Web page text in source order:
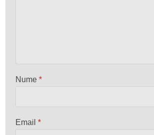
Nume*
Email*